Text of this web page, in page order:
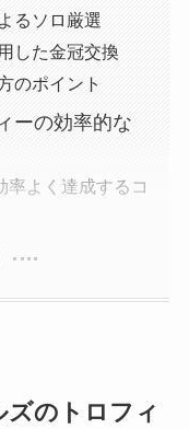
るソロ厳選
した金冠交換
のポイント
ーの効率的な
率よく達成するコ
のトロフィ